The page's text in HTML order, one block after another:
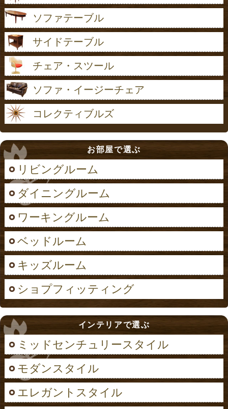
ソファテーブル
サイドテーブル
チェア・スツール
ソファ・イージーチェア
コレクティブルズ
お部屋で選ぶ
リビングルーム
ダイニングルーム
ワーキングルーム
ベッドルーム
キッズルーム
ショプフィッティング
インテリアで選ぶ
ミッドセンチュリースタイル
モダンスタイル
エレガントスタイル